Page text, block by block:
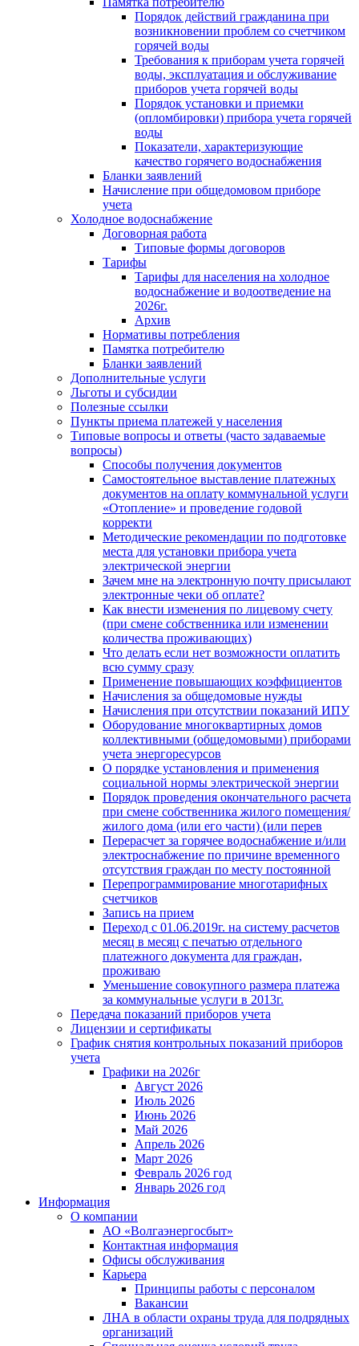
Порядок действий гражданина при
возникновении проблем со счетчиком
горячей воды
Требования к приборам учета горячей
воды, эксплуатация и обслуживание
приборов учета горячей воды
Порядок установки и приемки
(опломбировки) прибора учета горячей
воды
Показатели, характеризующие
качество горячего водоснабжения
Бланки заявлений
Начисление при общедомовом приборе
учета
Холодное водоснабжение
Договорная работа
Типовые формы договоров
Тарифы
Тарифы для населения на холодное
водоснабжение и водоотведение на
2026г.
Архив
Нормативы потребления
Памятка потребителю
Бланки заявлений
Дополнительные услуги
Льготы и субсидии
Полезные ссылки
Пункты приема платежей у населения
Типовые вопросы и ответы (часто задаваемые
вопросы)
Способы получения документов
Самостоятельное выставление платежных
документов на оплату коммунальной услуги
«Отопление» и проведение годовой
корректи
Методические рекомендации по подготовке
места для установки прибора учета
электрической энергии
Зачем мне на электронную почту присылают
электронные чеки об оплате?
Как внести изменения по лицевому счету
(при смене собственника или изменении
количества проживающих)
Что делать если нет возможности оплатить
всю сумму сразу
Применение повышающих коэффициентов
Начисления за общедомовые нужды
Начисления при отсутствии показаний ИПУ
Оборудование многоквартирных домов
коллективными (общедомовыми) приборами
учета энергоресурсов
О порядке установления и применения
социальной нормы электрической энергии
Порядок проведения окончательного расчета
при смене собственника жилого помещения/
жилого дома (или его части) (или перев
Перерасчет за горячее водоснабжение и/или
электроснабжение по причине временного
отсутствия граждан по месту постоянной
Перепрограммирование многотарифных
счетчиков
Запись на прием
Переход с 01.06.2019г. на систему расчетов
месяц в месяц с печатью отдельного
платежного документа для граждан,
проживаю
Уменьшение совокупного размера платежа
за коммунальные услуги в 2013г.
Передача показаний приборов учета
Лицензии и сертификаты
График снятия контрольных показаний приборов
учета
Графики на 2026г
Август 2026
Июль 2026
Июнь 2026
Май 2026
Апрель 2026
Март 2026
Февраль 2026 год
Январь 2026 год
Информация
О компании
АО «Волгаэнергосбыт»
Контактная информация
Офисы обслуживания
Карьера
Принципы работы с персоналом
Вакансии
ЛНА в области охраны труда для подрядных
организаций